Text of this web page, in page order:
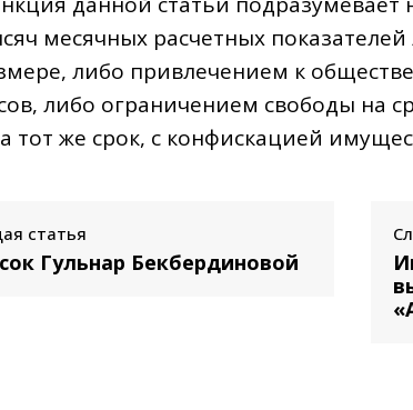
месячных расчетных
либо привлечением к
либо ограничением свободы на
тот же срок, с конфискацией
статья
Гульнар Бекбердиновой